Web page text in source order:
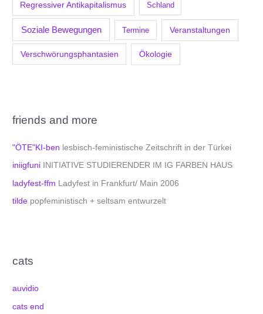
Regressiver Antikapitalismus Schland
Soziale Bewegungen Termine Veranstaltungen
Verschwörungsphantasien Ökologie
friends and more
"ÖTE"KI-ben lesbisch-feministische Zeitschrift in der Türkei
iniigfuni INITIATIVE STUDIERENDER IM IG FARBEN HAUS
ladyfest-ffm Ladyfest in Frankfurt/ Main 2006
tilde popfeministisch + seltsam entwurzelt
cats
auvidio
cats end